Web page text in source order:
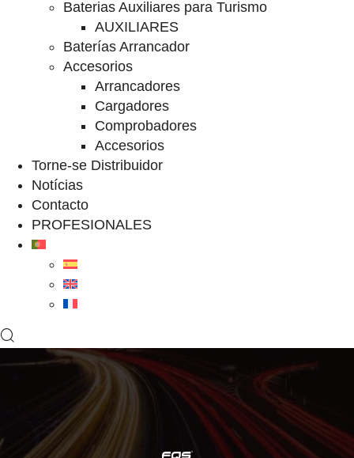
Baterias Auxiliares para Turismo
AUXILIARES
Baterías Arrancador
Accesorios
Arrancadores
Cargadores
Comprobadores
Accesorios
Torne-se Distribuidor
Notícias
Contacto
PROFESIONALES